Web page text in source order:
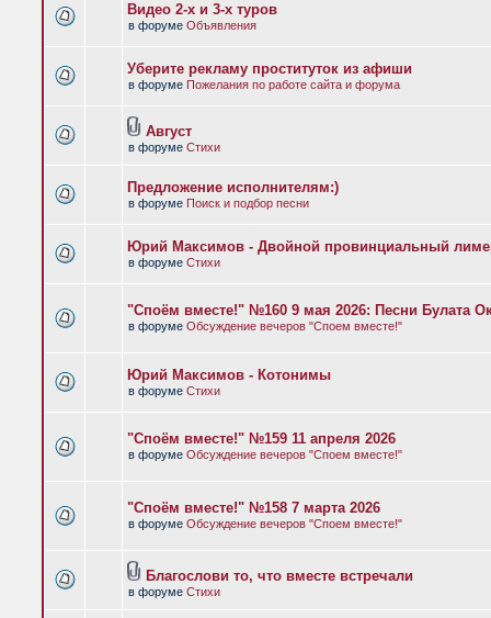
Видео 2-х и 3-х туров
в форуме Объявления
Уберите рекламу проституток из афиши
в форуме Пожелания по работе сайта и форума
Август
в форуме Стихи
Предложение исполнителям:)
в форуме Поиск и подбор песни
Юрий Максимов - Двойной провинциальный
в форуме Стихи
"Споём вместе!" №160 9 мая 2026: Песни Булата
в форуме Обсуждение вечеров "Споем вместе!"
Юрий Максимов - Котонимы
в форуме Стихи
"Споём вместе!" №159 11 апреля 2026
в форуме Обсуждение вечеров "Споем вместе!"
"Споём вместе!" №158 7 марта 2026
в форуме Обсуждение вечеров "Споем вместе!"
Благослови то, что вместе встречали
в форуме Стихи